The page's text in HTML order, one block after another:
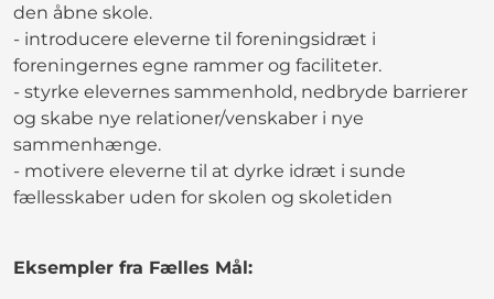
den åbne skole.
- introducere eleverne til foreningsidræt i
foreningernes egne rammer og faciliteter.
- styrke elevernes sammenhold, nedbryde barrierer
og skabe nye relationer/venskaber i nye
sammenhænge.
- motivere eleverne til at dyrke idræt i sunde
fællesskaber uden for skolen og skoletiden
Eksempler fra Fælles Mål: